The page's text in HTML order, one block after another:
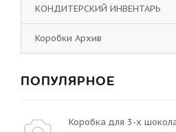
КОНДИТЕРСКИЙ ИНВЕНТАРЬ
Коробки Архив
ПОПУЛЯРНОЕ
Коробка для 3-х